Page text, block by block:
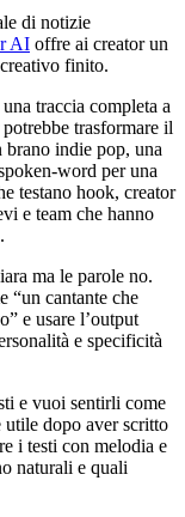
di notizie
AI offre ai creator un
finito.
traccia completa a
trasformare il
brano indie pop, una
word per una
testano hook, creator
e team che hanno
ma le parole no.
“un cantante che
e usare l’output
e specificità
e vuoi sentirli come
utile dopo aver scritto
i testi con melodia e
naturali e quali